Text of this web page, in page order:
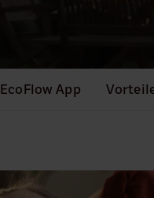
EcoFlow App